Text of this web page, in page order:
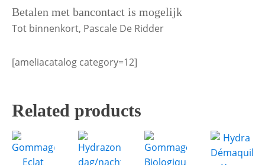
Betalen met bancontact is mogelijk
Tot binnenkort, Pascale De Ridder
[ameliacatalog category=12]
Related products